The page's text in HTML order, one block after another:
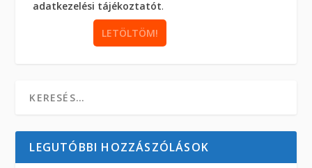
adatkezelési tájékoztatót.
LEGUTÓBBI HOZZÁSZÓLÁSOK